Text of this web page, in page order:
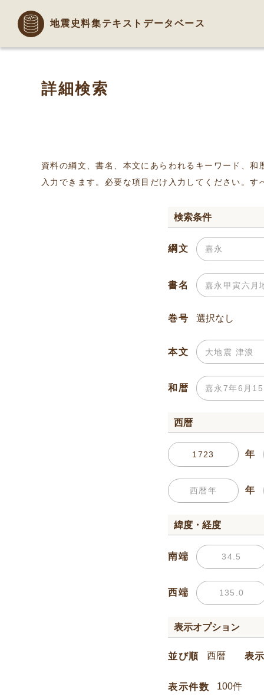
地震史料集テキストデータベース
詳細検索
資料の綱文、書名、本文にあらわれるキーワード、
入力できます。必要な項目だけ入力してください。
検索条件
綱文
書名
巻号
本文
和暦
西暦
年
年
緯度・経度
南端
西端
表示オプション
並び順 表
表示件数